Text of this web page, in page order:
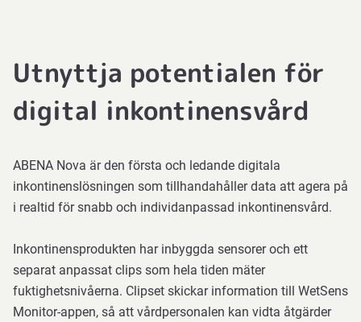
Utnyttja potentialen för
digital inkontinensvård
ABENA Nova är den första och ledande digitala
inkontinenslösningen som tillhandahåller data att agera på
i realtid för snabb och individanpassad inkontinensvård.
Inkontinensprodukten har inbyggda sensorer och ett
separat anpassat clips som hela tiden mäter
fuktighetsnivåerna. Clipset skickar information till WetSens
Monitor-appen, så att vårdpersonalen kan vidta åtgärder